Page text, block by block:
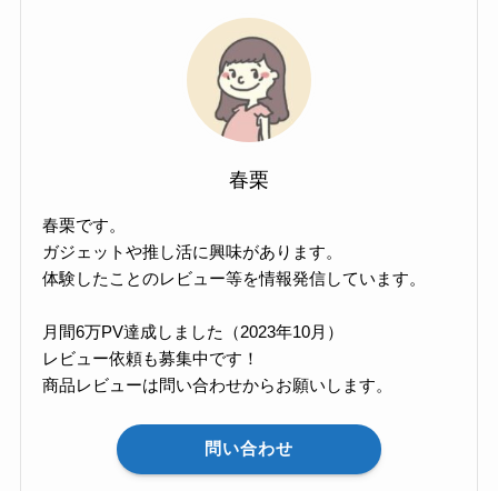
春栗
春栗です。
ガジェットや推し活に興味があります。
体験したことのレビュー等を情報発信しています。
月間6万PV達成しました（2023年10月）
レビュー依頼も募集中です！
商品レビューは問い合わせからお願いします。
問い合わせ